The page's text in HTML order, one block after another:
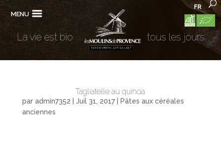
MENU
FR
La vie est bio tous les jours
Tagliatelle au quinoa
par admin7352 Juil 31, 2017|
Pâtes aux céréales
anciennes